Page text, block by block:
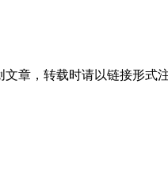
章，转载时请以链接形式